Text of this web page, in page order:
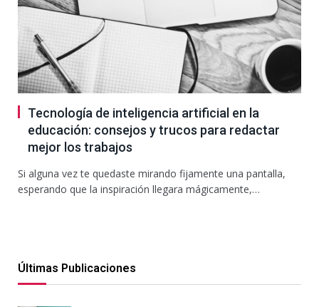
Tecnología de inteligencia artificial en la
educación: consejos y trucos para redactar
mejor los trabajos
Si alguna vez te quedaste mirando fijamente una pantalla,
esperando que la inspiración llegara mágicamente,…
Últimas Publicaciones